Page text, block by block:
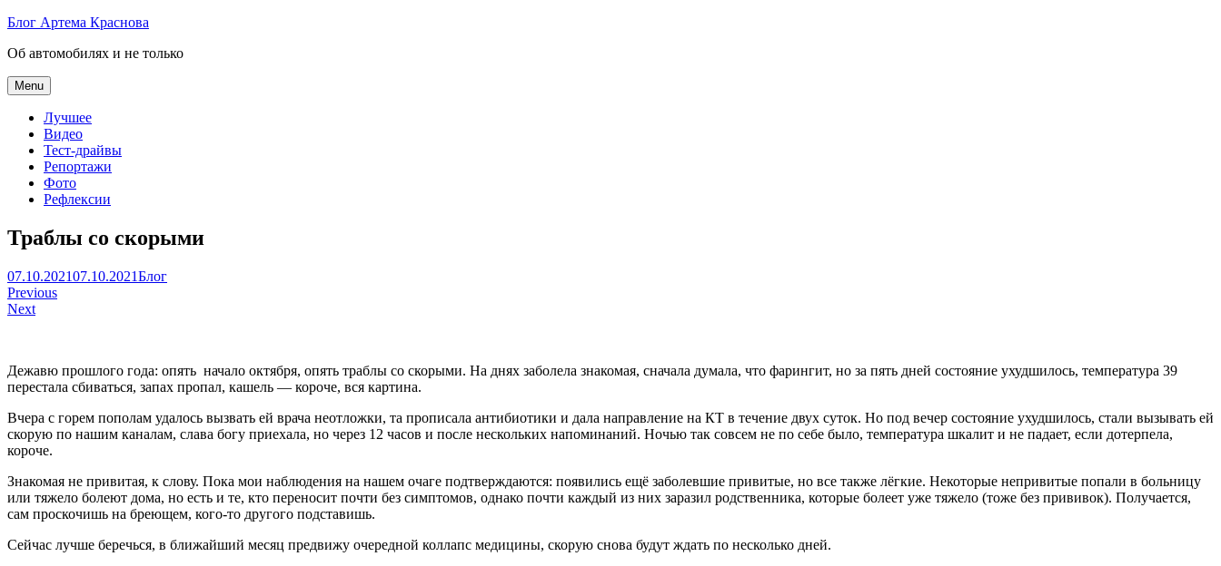
Skip
content
Блог Артема Краснова
Об автомобилях и не только
Menu
Лучшее
Видео
Тест-драйвы
Репортажи
Фото
Рефлексии
Траблы со скорыми
Артем
Краснов
07.10.202107.10.2021Блог
Навигация
по
Previous
Next
Дежавю прошлого года: опять начало октября, опять траблы со скорыми. На днях заболела знакомая, сначала думала, что фарингит, но за пять дней состояние ухудшилось, температура 39
перестала сбиваться, запах пропал, кашель — короче, вся картина.
Вчера с горем пополам удалось вызвать ей врача неотложки, та прописала антибиотики и дала направление на КТ в течение двух суток. Но под вечер состояние ухудшилось, стали вызывать ей
скорую по нашим каналам, слава богу приехала, но через 12 часов и после нескольких напоминаний. Ночью так совсем не по себе было, температура шкалит и не падает, если дотерпела,
короче.
Знакомая не привитая, к слову. Пока мои наблюдения на нашем очаге подтверждаются: появились ещё заболевшие привитые, но все также лёгкие. Некоторые непривитые попали в больницу
или тяжело болеют дома, но есть и те, кто переносит почти без симптомов, однако почти каждый из них заразил родственника, которые болеет уже тяжело (тоже без прививок). Получается,
сам проскочишь на бреющем, кого-то другого подставишь.
Сейчас лучше беречься, в ближайший месяц предвижу очередной коллапс медицины, скорую снова будут ждать по несколько дней.